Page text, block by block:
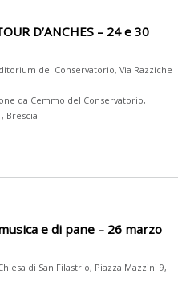
D’ANCHES – 24 e 30
del Conservatorio, Via Razziche
da Cemmo del Conservatorio,
Brescia
e di pane – 26 marzo
di San Filastrio, Piazza Mazzini 9,